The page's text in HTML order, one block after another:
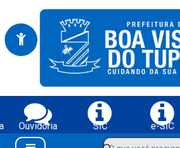
Portal da Prefeitura Municipal de Boa Vista
Serviços da Prefeitura Municipal de Boa
Ouvidoria SIC e-SIC
Navegue pelo portal da Prefeitura de Boa
O que você procura?